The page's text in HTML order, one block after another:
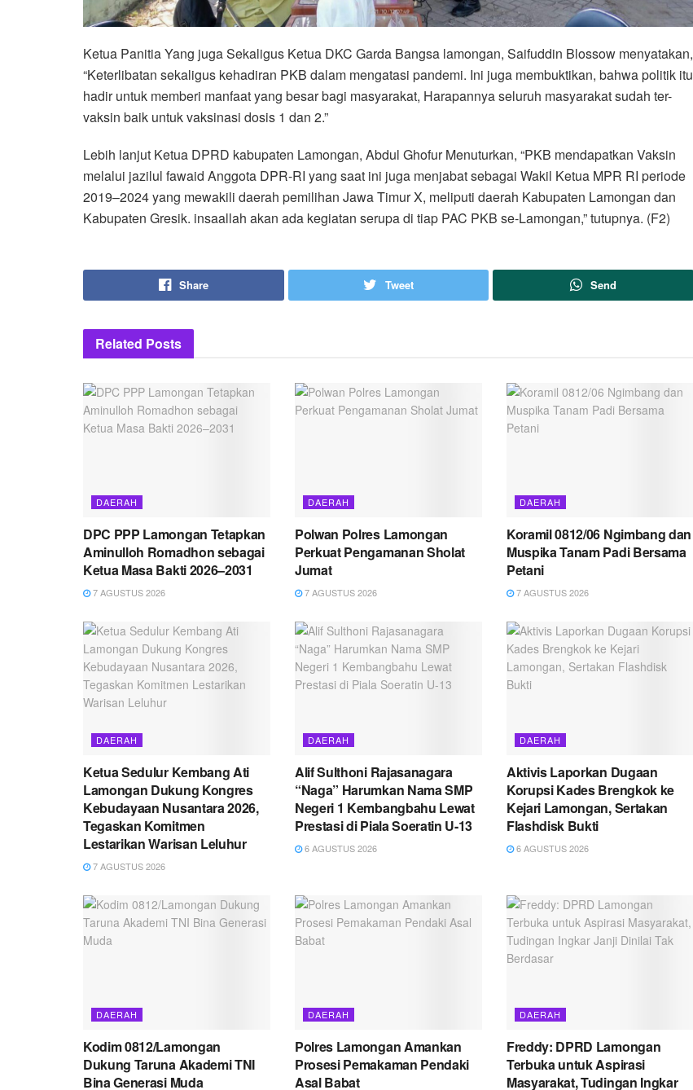
Ketua Panitia Yang juga Sekaligus Ketua DKC Garda Bangsa lamongan, Saifuddin Blossow menyatakan,
“Keterlibatan sekaligus kehadiran PKB dalam mengatasi pandemi. Ini juga membuktikan, bahwa politik itu
hadir untuk memberi manfaat yang besar bagi masyarakat, Harapannya seluruh masyarakat sudah ter-
vaksin baik untuk vaksinasi dosis 1 dan 2.”
Lebih lanjut Ketua DPRD kabupaten Lamongan, Abdul Ghofur Menuturkan, “PKB mendapatkan Vaksin
melalui jazilul fawaid Anggota DPR-RI yang saat ini juga menjabat sebagai Wakil Ketua MPR RI periode
2019–2024 yang mewakili daerah pemilihan Jawa Timur X, meliputi daerah Kabupaten Lamongan dan
Kabupaten Gresik. insaallah akan ada kegiatan serupa di tiap PAC PKB se-Lamongan,” tutupnya. (F2)
Share Tweet Send
Related Posts
DAERAH
DPC PPP Lamongan Tetapkan
Aminulloh Romadhon sebagai
Ketua Masa Bakti 2026–2031
7 AGUSTUS 2026
DAERAH
Polwan Polres Lamongan
Perkuat Pengamanan Sholat
Jumat
7 AGUSTUS 2026
DAERAH
Koramil 0812/06 Ngimbang dan
Muspika Tanam Padi Bersama
Petani
7 AGUSTUS 2026
DAERAH
Ketua Sedulur Kembang Ati
Lamongan Dukung Kongres
Kebudayaan Nusantara 2026,
Tegaskan Komitmen
Lestarikan Warisan Leluhur
7 AGUSTUS 2026
DAERAH
Alif Sulthoni Rajasanagara
“Naga” Harumkan Nama SMP
Negeri 1 Kembangbahu Lewat
Prestasi di Piala Soeratin U-13
6 AGUSTUS 2026
DAERAH
Aktivis Laporkan Dugaan
Korupsi Kades Brengkok ke
Kejari Lamongan, Sertakan
Flashdisk Bukti
6 AGUSTUS 2026
DAERAH
Kodim 0812/Lamongan
Dukung Taruna Akademi TNI
Bina Generasi Muda
DAERAH
Polres Lamongan Amankan
Prosesi Pemakaman Pendaki
Asal Babat
DAERAH
Freddy: DPRD Lamongan
Terbuka untuk Aspirasi
Masyarakat, Tudingan Ingkar